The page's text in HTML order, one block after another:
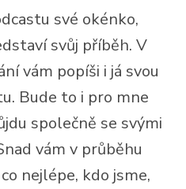
své okénko,
svůj příběh. V
vám popíši i já svou
Bude to i pro mne
společně se svými
vám v průběhu
nejlépe, kdo jsme,